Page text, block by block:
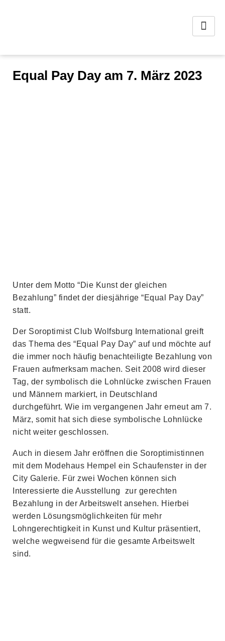
Equal Pay Day am 7. März 2023
Unter dem Motto “Die Kunst der gleichen
Bezahlung” findet der diesjährige “Equal Pay Day”
statt.
Der Soroptimist Club Wolfsburg International greift
das Thema des “Equal Pay Day” auf und möchte auf
die immer noch häufig benachteiligte Bezahlung von
Frauen aufmerksam machen. Seit 2008 wird dieser
Tag, der symbolisch die Lohnlücke zwischen Frauen
und Männern markiert, in Deutschland
durchgeführt. Wie im vergangenen Jahr erneut am 7.
März, somit hat sich diese symbolische Lohnlücke
nicht weiter geschlossen.
Auch in diesem Jahr eröffnen die Soroptimistinnen
mit dem Modehaus Hempel ein Schaufenster in der
City Galerie. Für zwei Wochen können sich
Interessierte die Ausstellung zur gerechten
Bezahlung in der Arbeitswelt ansehen. Hierbei
werden Lösungsmöglichkeiten für mehr
Lohngerechtigkeit in Kunst und Kultur präsentiert,
welche wegweisend für die gesamte Arbeitswelt
sind.